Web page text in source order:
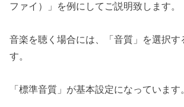
ファイ）」を例にしてご説明致します。
音楽を聴く場合には、「音質」を選択す
す。
「標準音質」が基本設定になっています